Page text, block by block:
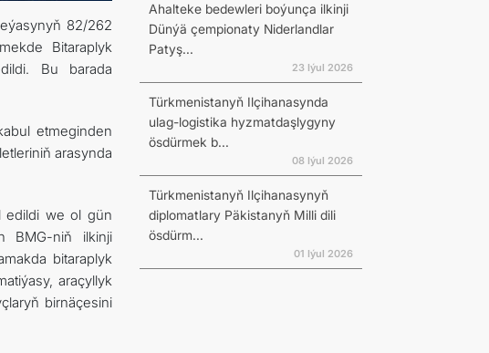
82/262
Bitaraplyk
Bu barada
etmeginden
arasynda
edildi we ol gün
BMG-niň ilkinji
bitaraplyk
araçyllyk
birnäçesini
Ahalteke bedewleri boýunça ilkinji
Dünýä çempionaty Niderlandlar
Patyş...
23 Iýul 2026
Türkmenistanyň Ilçihanasynda
ulag-logistika hyzmatdaşlygyny
ösdürmek b...
08 Iýul 2026
Türkmenistanyň Ilçihanasynyň
diplomatlary Päkistanyň Milli dili
ösdürm...
01 Iýul 2026